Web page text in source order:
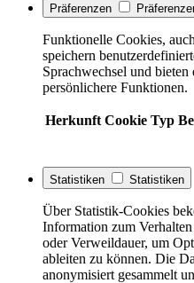
Präferenzen
Funktionelle Cookies,
speichern
Sprachwechsel und bieten
persönlichere Funktionen.
Herkunft Cookie Typ
Statistiken Statistiken
Über Statistik-Cookies
Information zum
oder Verweildauer, um
ableiten zu können. Die
anonymisiert gesammelt